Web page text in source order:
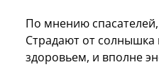
По мнению
Стра­да­ют от
здоровьем, и вполне